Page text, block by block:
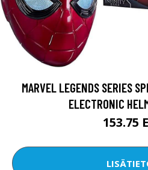
MARVEL LEGENDS SERIES
ELECTRONIC
153.75